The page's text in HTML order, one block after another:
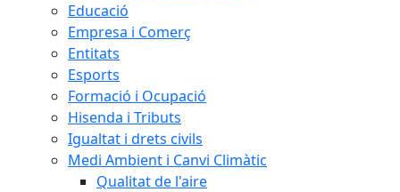
Educació
Empresa i Comerç
Entitats
Esports
Formació i Ocupació
Hisenda i Tributs
Igualtat i drets civils
Medi Ambient i Canvi Climàtic
Qualitat de l'aire